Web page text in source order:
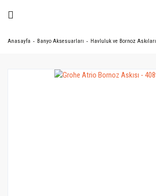
Anasayfa Banyo Aksesuarları Havluluk ve Bornoz Askıları